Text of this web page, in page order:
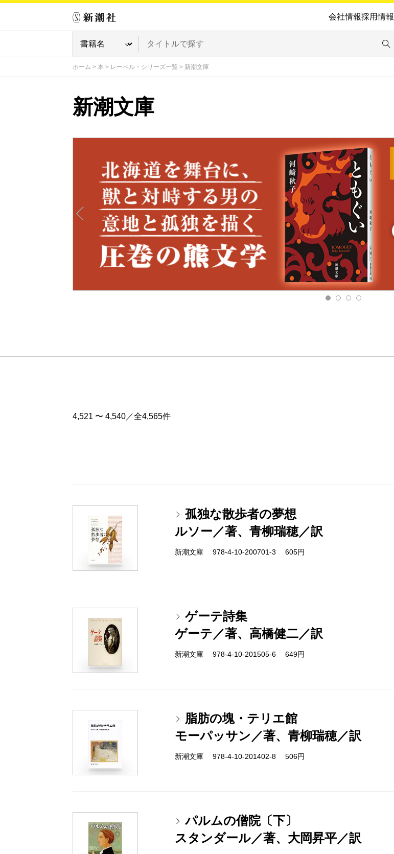
会社情報採用情報
ホーム > 本 > レーベル・シリーズ一覧 > 新潮文庫
新潮文庫
4,521 〜 4,540／全4,565件
孤独な散歩者の夢想
ルソー／著、青柳瑞穂／訳
新潮文庫 978-4-10-200701-3 605円
ゲーテ詩集
ゲーテ／著、高橋健二／訳
新潮文庫 978-4-10-201505-6 649円
脂肪の塊・テリエ館
モーパッサン／著、青柳瑞穂／訳
新潮文庫 978-4-10-201402-8 506円
パルムの僧院〔下〕
スタンダール／著、大岡昇平／訳